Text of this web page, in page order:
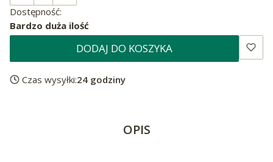
Dostępność:
Bardzo duża ilość
DODAJ DO KOSZYKA
Czas wysyłki:24 godziny
OPIS